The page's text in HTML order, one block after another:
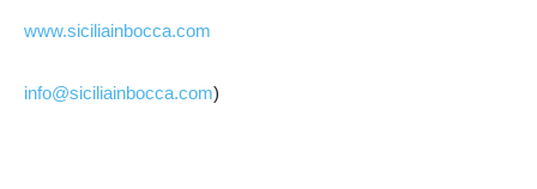
www.siciliainbocca.com
info@siciliainbocca.com)